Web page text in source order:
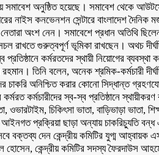
সমাবেশ অনুষ্ঠিত হয়েছে। সমাবেশ থেকে
কনভেনশন সেন্টারে বাংলাদেশ দৈনিক
অংশ নেন। সমাবেশে প্রধান অতিথি
সচল রাখতে গুরুত্বপূর্ণ ভূমিকা রাখছেন। অথচ
কর্মরতদের স্থায়ী নিয়োগের ব্যবস্থা
তিনি বলেন, অনেক শ্রমিক-কর্মচারী
চাকরি অনিশ্চিত করার কোনো সিদ্ধান্ত
কর্মচারীদের স্ব-স্ব প্রতিষ্ঠানে
চিকিৎসা ভাতা, বাড়িভাড়া ভাতা,
আইনগত প্রক্রিয়া ছাড়া অন্যায় চাকরিচ্যুতি
বক্তব্য দেন কেন্দ্রীয় কমিটির যুগ্ম
কেন্দ্রীয় কমিটির সদস্য ফৈরদাউস